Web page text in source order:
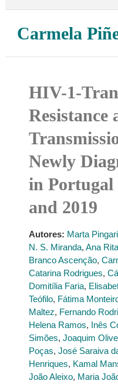
Carmela
HIV-1-
Resistance
Newly
in Portugal
and 2019
Autores: Marta
N. S. Miranda, Ana
Branco Ascenção,
Catarina Rodrigues,
Domitília Faria,
Teófilo, Fátima
Maltez, Fernando
Helena Ramos, Inês
Simões, Joaquim
Poças, José Saraiva
Henriques, Kamal
João Aleixo, Maria